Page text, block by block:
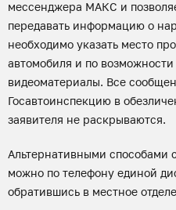
мессенджера МАКС и
передавать информацию о
необходимо указать место
автомобиля и по
видеоматериалы. Все
Госавтоинспекцию в
заявителя не раскрываются.
Альтернативными способами
можно по телефону единой
обратившись в местное